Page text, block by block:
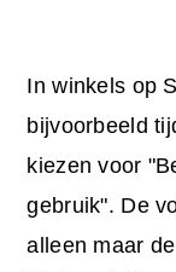
In winkels op
bijvoorbeeld
kiezen voor
gebruik". De
alleen maar